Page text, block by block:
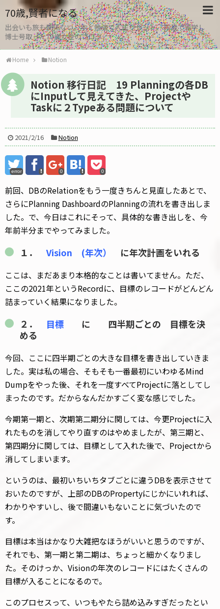
70歳,賢者になる
出会いも旅も関係ない。本と勉強で人生リセット、30歳で留学し
博士号取った70歳女性のブログ
Home Notion
Notion 移行日記 19 Planningの各DB
にInputして見えてきた、Projectや
Taskに２Typeある問題について
2021/2/16 Notion
error 0 0
前回、DBのRelationをもう一度きちんと見直したあとで、
さらにPlanning DashboardのPlanningの流れを書き出しま
した。で、今日はこれにそって、具体的な書き出しを、今
年前半分までやってみました。
１． Vision (年次） に年次計画をいれる
ここは、まだあまり本格的なことは書いてません。ただ、
ここの2021年というRecordに、目標のレコードがどんどん
詰まっていく結果になりました。
２． 目標 に 四半期ごとの 目標を決
める
今回、ここに四半期ごとの大きな目標を書き出していきま
した。実は私の場合、そもそも一番最初にいわゆるMind
Dumpをやった後、それを一度すべてProjectに落としてし
まったのです。だからなんだかすごく変な感じでした。
今期第一期と、次期第二期分に関しては、今更Projectに入
れたものを消してやり直すのはやめましたが、第三期と、
第四期分に関しては、目標として入れた後で、Projectから
消してしまいます。
というのは、最初いちいちタブごとに違うDBを表示させて
おいたのですが、上部のDBのPropertyにじかにいれれば、
わかりやすいし、後で間違いもないことに気づいたので
す。
目標は本当はかなり大雑把なほうがいいと思うのですが、
それでも、第一期と第二期は、ちょっと細かくなりまし
た。そのけっか、Visionの年次のレコードにはたくさんの
目標が入ることになるので。
このプロセスって、いつもやたら詰め込みすぎだったとい